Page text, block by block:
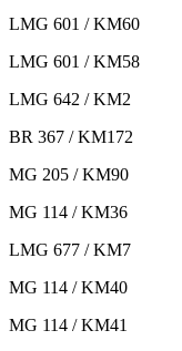
LMG 601 / KM60
LMG 601 / KM58
LMG 642 / KM2
BR 367 / KM172
MG 205 / KM90
MG 114 / KM36
LMG 677 / KM7
MG 114 / KM40
MG 114 / KM41